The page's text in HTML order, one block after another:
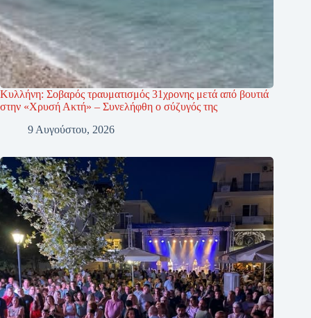
Κυλλήνη: Σοβαρός τραυματισμός 31χρονης μετά από βουτιά
στην «Χρυσή Ακτή» – Συνελήφθη ο σύζυγός της
9 Αυγούστου, 2026